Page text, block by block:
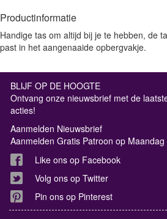
Productinformatie
Handige tas om altijd bij je te hebben, de
past in het aangenaaide opbergvakje.
BLIJF OP DE HOOGTE
Ontvang onze nieuwsbrief met de
acties!
Aanmelden Nieuwsbrief
Aanmelden Gratis Patroon op Maandag
Like ons op Facebook
Volg ons op Twitter
Pin ons op Pinterest